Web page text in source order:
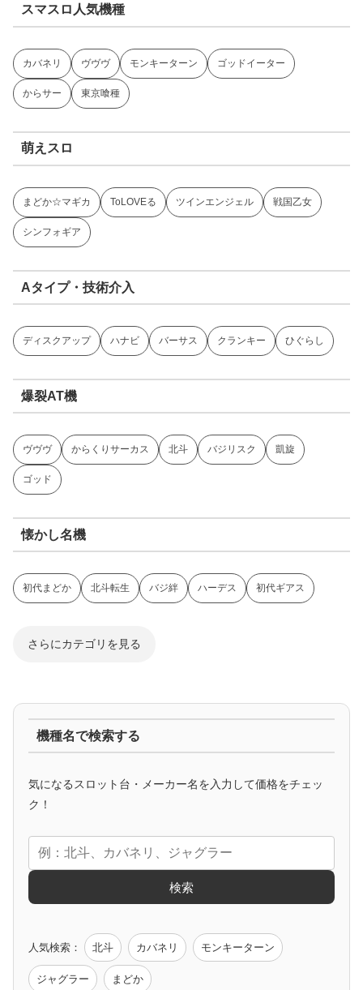
スマスロ人気機種
カバネリ ヴヴヴ モンキーターン ゴッドイーター
からサー 東京喰種
萌えスロ
まどか☆マギカ ToLOVEる ツインエンジェル 戦国乙女
シンフォギア
Aタイプ・技術介入
ディスクアップ ハナビ バーサス クランキー ひぐらし
爆裂AT機
ヴヴヴ からくりサーカス 北斗 バジリスク 凱旋
ゴッド
懐かし名機
初代まどか 北斗転生 バジ絆 ハーデス 初代ギアス
さらにカテゴリを見る
マイジャグ ファンキー アイム ゴージャグ ハッピー
アニメタイアップ
エヴァ コードギアス 化物語 炎炎ノ消防隊
モンハン バイオ ペルソナ
機種名で検索する
気になるスロット台・メーカー名を入力して価格をチェッ
ク！
検索
人気検索： 北斗 カバネリ モンキーターン
ジャグラー まどか